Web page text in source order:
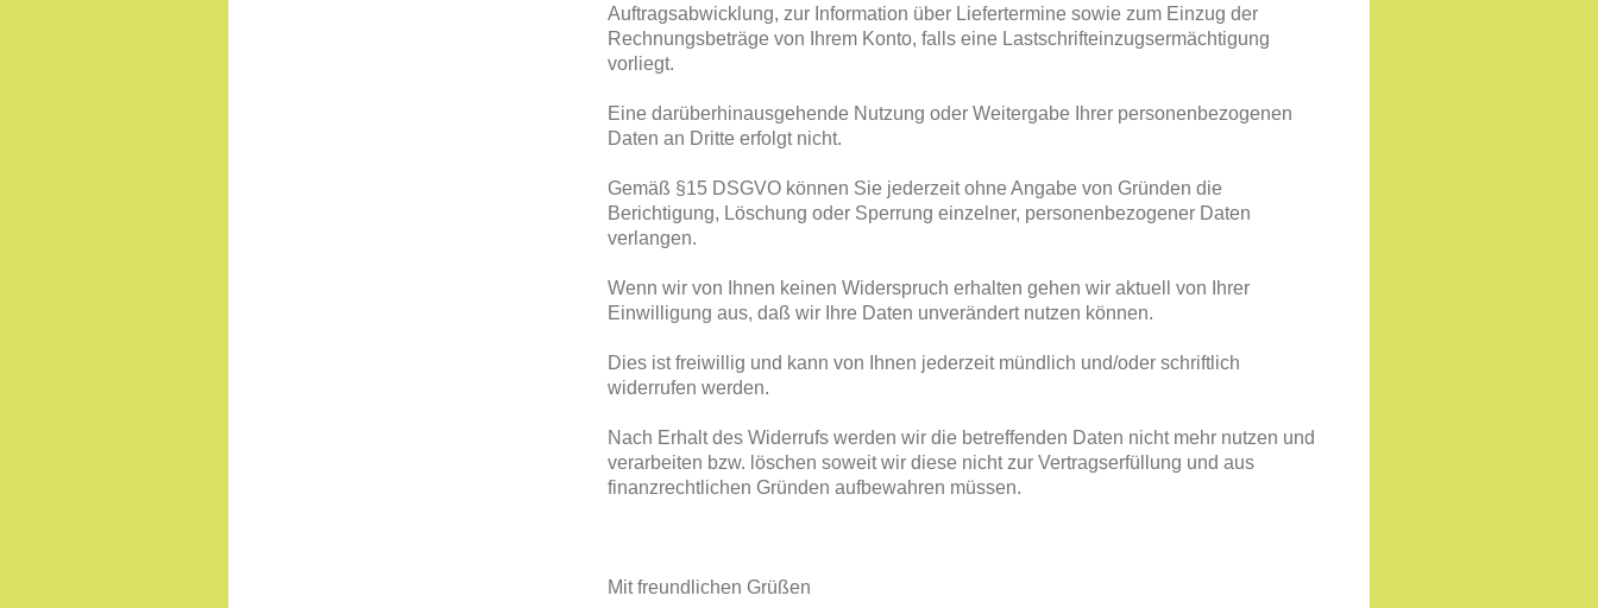
Auftragsabwicklung, zur Information über Liefertermine sowie zum Einzug der
Rechnungsbeträge von Ihrem Konto, falls eine Lastschrifteinzugsermächtigung
vorliegt.
Eine darüberhinausgehende Nutzung oder Weitergabe Ihrer personenbezogenen
Daten an Dritte erfolgt nicht.
Gemäß §15 DSGVO können Sie jederzeit ohne Angabe von Gründen die
Berichtigung, Löschung oder Sperrung einzelner, personenbezogener Daten
verlangen.
Wenn wir von Ihnen keinen Widerspruch erhalten gehen wir aktuell von Ihrer
Einwilligung aus, daß wir Ihre Daten unverändert nutzen können.
Dies ist freiwillig und kann von Ihnen jederzeit mündlich und/oder schriftlich
widerrufen werden.
Nach Erhalt des Widerrufs werden wir die betreffenden Daten nicht mehr nutzen und
verarbeiten bzw. löschen soweit wir diese nicht zur Vertragserfüllung und aus
finanzrechtlichen Gründen aufbewahren müssen.
Mit freundlichen Grüßen